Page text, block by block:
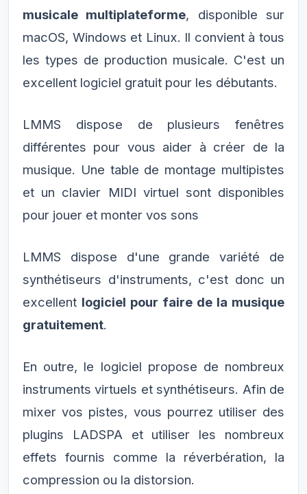
musicale multiplateforme, disponible sur
macOS, Windows et Linux. Il convient à tous
les types de production musicale. C'est un
excellent logiciel gratuit pour les débutants.
LMMS dispose de plusieurs fenêtres
différentes pour vous aider à créer de la
musique. Une table de montage multipistes
et un clavier MIDI virtuel sont disponibles
pour jouer et monter vos sons
LMMS dispose d'une grande variété de
synthétiseurs d'instruments, c'est donc un
excellent logiciel pour faire de la musique
gratuitement.
En outre, le logiciel propose de nombreux
instruments virtuels et synthétiseurs. Afin de
mixer vos pistes, vous pourrez utiliser des
plugins LADSPA et utiliser les nombreux
effets fournis comme la réverbération, la
compression ou la distorsion.